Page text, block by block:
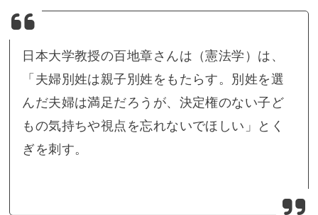
日本大学教授の百地章さんは（憲法学）は、
「夫婦別姓は親子別姓をもたらす。別姓を選
んだ夫婦は満足だろうが、決定権のない子ど
もの気持ちや視点を忘れないでほしい」とく
ぎを刺す。